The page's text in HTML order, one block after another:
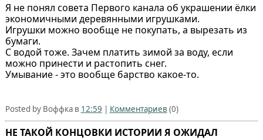
Я не понял совета Первого канала об украшении ёлки
экономичными деревянными игрушками.
Игрушки можно вообще не покупать, а вырезать из
бумаги.
С водой тоже. Зачем платить зимой за воду, если
можно принести и растопить снег.
Умывание - это вообще барство какое-то.
Posted by Воффка в 12:59 | Комментариев (0)
НЕ ТАКОЙ КОНЦОВКИ ИСТОРИИ Я ОЖИДАЛ